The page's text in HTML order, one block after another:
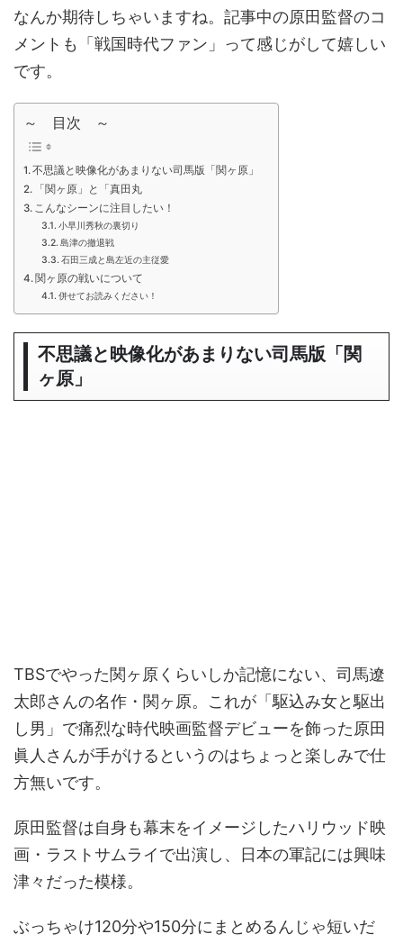
なんか期待しちゃいますね。記事中の原田監督のコ
メントも「戦国時代ファン」って感じがして嬉しい
です。
～ 目次 ～
不思議と映像化があまりない司馬版「関ヶ原」
「関ヶ原」と「真田丸
こんなシーンに注目したい！
小早川秀秋の裏切り
島津の撤退戦
石田三成と島左近の主従愛
関ヶ原の戦いについて
併せてお読みください！
不思議と映像化があまりない司馬版「関
ヶ原」
TBSでやった関ヶ原くらいしか記憶にない、司馬遼
太郎さんの名作・関ヶ原。これが「駆込み女と駆出
し男」で痛烈な時代映画監督デビューを飾った原田
眞人さんが手がけるというのはちょっと楽しみで仕
方無いです。
原田監督は自身も幕末をイメージしたハリウッド映
画・ラストサムライで出演し、日本の軍記には興味
津々だった模様。
ぶっちゃけ120分や150分にまとめるんじゃ短いだ